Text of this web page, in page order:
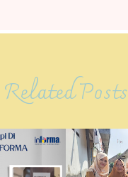
Related Posts